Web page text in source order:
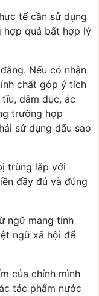
tế cần sử dụng
hợp quá bất hợp lý
Nếu có nhận
chất góp ý tích
dâm dục, ác
trường hợp
sử dụng dấu sao
trùng lặp với
đầy đủ và đúng
ngữ mang tính
ngữ xã hội để
của chính mình
tác phẩm nước